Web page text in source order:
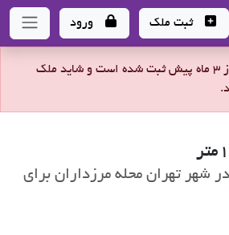
جامع املاک و مشاورین املاک
ثبت ملک ورود
این آگهی بیش از 3 ماه پیش ثبت شده است و شاید ملک
120 متری در شهر تهران محله مرزداران برای